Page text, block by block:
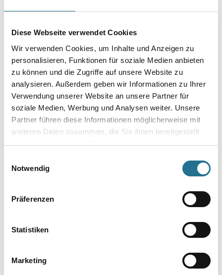
Diese Webseite verwendet Cookies
Wir verwenden Cookies, um Inhalte und Anzeigen zu
personalisieren, Funktionen für soziale Medien anbieten
zu können und die Zugriffe auf unsere Website zu
analysieren. Außerdem geben wir Informationen zu Ihrer
Verwendung unserer Website an unsere Partner für
soziale Medien, Werbung und Analysen weiter. Unsere
Partner führen diese Informationen möglicherweise mit
weiteren Daten zusammen, die Sie ihnen bereitgestellt
haben oder die sie im Rahmen Ihrer Nutzung der Dienste
Notwendig
Präferenzen
Statistiken
Marketing
Farbtonbezeichnung
Verarbeitung Bodenbelag
Breite in centimeter